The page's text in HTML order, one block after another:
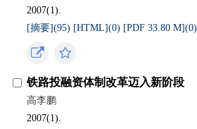
2007(1).
[摘要](95) [HTML](0) [PDF 33.80 M](0)
铁路投融资体制改革迈入新阶段
高李鹏
2007(1).